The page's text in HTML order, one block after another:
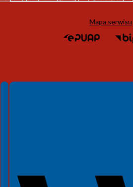
Mapa serwisu
Spełniamy standardy WCAG 2.2
Spełniamy standardy W3C